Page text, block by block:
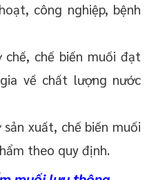
công nghiệp, bệnh
chế biến muối đạt
về chất lượng nước
xuất, chế biến muối
theo quy định.